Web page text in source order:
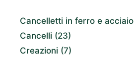
Cancelletti in ferro e acciaio
Cancelli (23)
Creazioni (7)